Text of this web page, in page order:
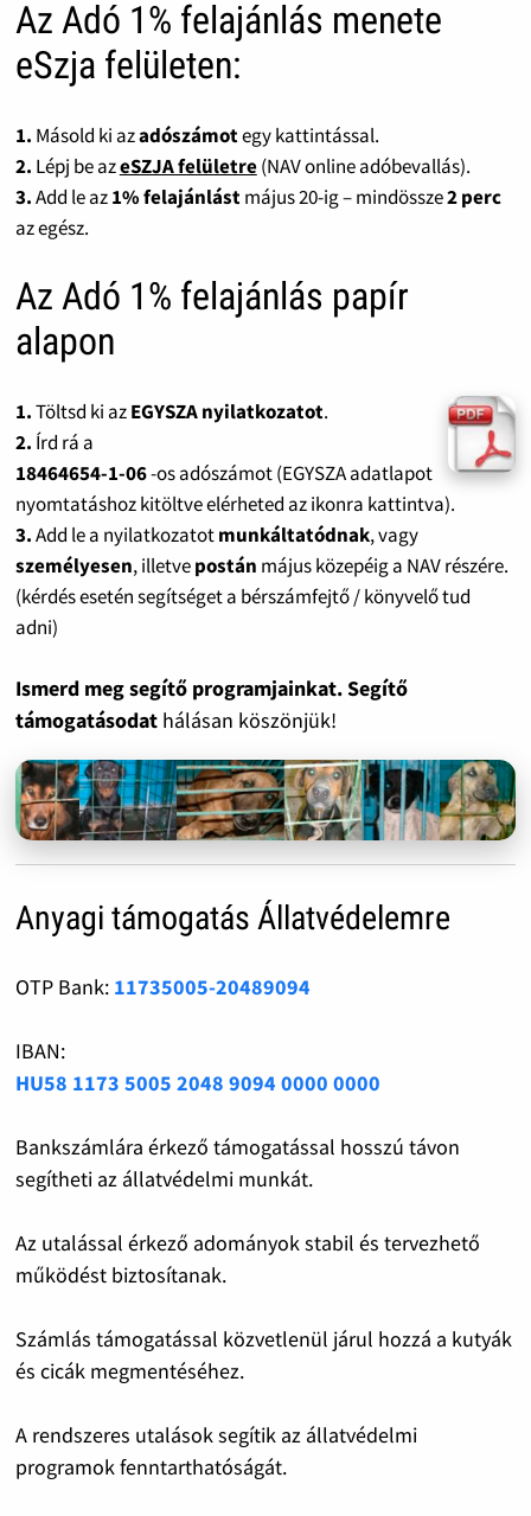
Az Adó 1% felajánlás menete
eSzja felületen:
1. Másold ki azadószámotegy kattintással.
2. Lépj be azeSZJA felületre(NAV online adóbevallás).
3.Add le az1% felajánlástmájus 20-ig – mindössze2 perc
az egész.
Az Adó 1% felajánlás papír
alapon
1.Töltsd ki azEGYSZA nyilatkozatot.
2. Írd rá a
18464654-1-06-os adószámot (EGYSZA adatlapot
nyomtatáshoz kitöltve elérheted az ikonra kattintva).
3.Add le a nyilatkozatotmunkáltatódnak, vagy
személyesen, illetvepostán május közepéig a NAV részére.
(kérdés esetén segítséget a bérszámfejtő / könyvelő tud
adni)
Ismerd meg segítő programjainkat. Segítő
támogatásodat hálásan köszönjük!
Anyagi támogatás Állatvédelemre
OTP Bank: 11735005-20489094
IBAN:
HU58 1173 5005 2048 9094 0000 0000
Bankszámlára érkező támogatással hosszú távon
segítheti az állatvédelmi munkát.
Az utalással érkező adományok stabil és tervezhető
működést biztosítanak.
Számlás támogatással közvetlenül járul hozzá a kutyák
és cicák megmentéséhez.
A rendszeres utalások segítik az állatvédelmi
programok fenntarthatóságát.